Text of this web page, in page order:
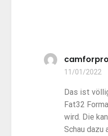
11/01/2022
Das ist
Fat32
wird. Die
Schau dazu